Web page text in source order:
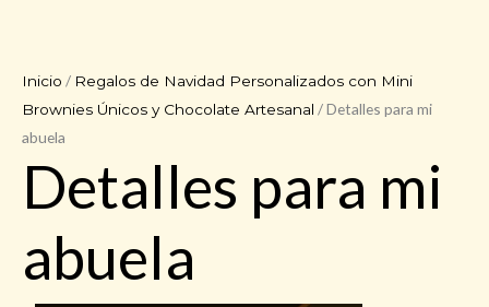
Inicio / Regalos de Navidad Personalizados con Mini
Brownies Únicos y Chocolate Artesanal / Detalles para mi
abuela
Detalles para mi
abuela